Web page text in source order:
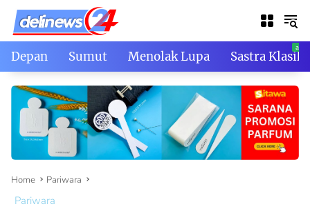
Skip
content
Depan Sumut Menolak Lupa Sastra Klasik
Home Pariwara
Pariwara